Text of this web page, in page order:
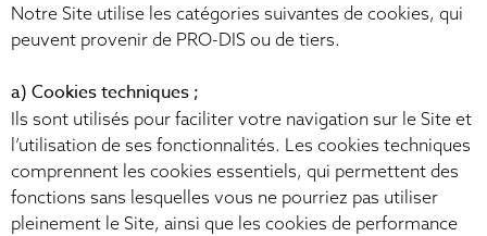
Notre Site utilise les catégories suivantes de cookies, qui
peuvent provenir de PRO-DIS ou de tiers.
a) Cookies techniques ;
Ils sont utilisés pour faciliter votre navigation sur le Site et
l’utilisation de ses fonctionnalités. Les cookies techniques
comprennent les cookies essentiels, qui permettent des
fonctions sans lesquelles vous ne pourriez pas utiliser
pleinement le Site, ainsi que les cookies de performance